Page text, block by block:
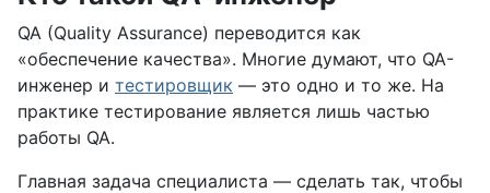
QA (Quality Assurance) переводится как
«обеспечение качества». Многие думают, что QA-
инженер и тестировщик — это одно и то же. На
практике тестирование является лишь частью
работы QA.
Главная задача специалиста — сделать так, чтобы